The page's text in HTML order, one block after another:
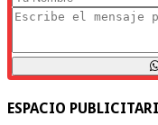
ESPACIO